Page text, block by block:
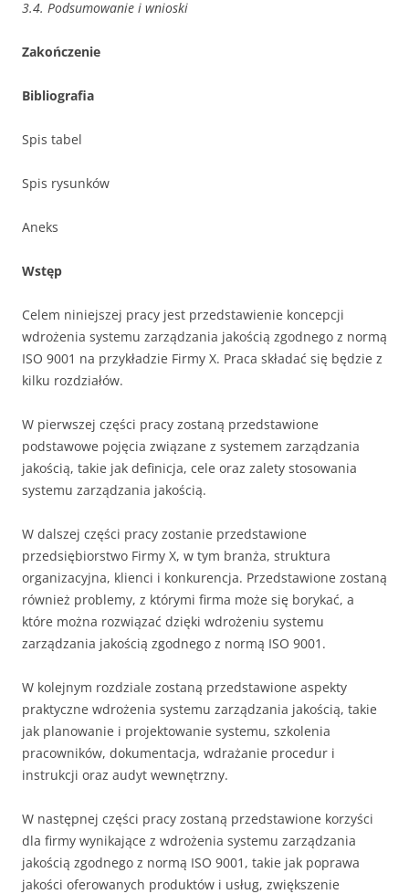
3.4. Podsumowanie i wnioski
Zakończenie
Bibliografia
Spis tabel
Spis rysunków
Aneks
Wstęp
Celem niniejszej pracy jest przedstawienie koncepcji
wdrożenia systemu zarządzania jakością zgodnego z normą
ISO 9001 na przykładzie Firmy X. Praca składać się będzie z
kilku rozdziałów.
W pierwszej części pracy zostaną przedstawione
podstawowe pojęcia związane z systemem zarządzania
jakością, takie jak definicja, cele oraz zalety stosowania
systemu zarządzania jakością.
W dalszej części pracy zostanie przedstawione
przedsiębiorstwo Firmy X, w tym branża, struktura
organizacyjna, klienci i konkurencja. Przedstawione zostaną
również problemy, z którymi firma może się borykać, a
które można rozwiązać dzięki wdrożeniu systemu
zarządzania jakością zgodnego z normą ISO 9001.
W kolejnym rozdziale zostaną przedstawione aspekty
praktyczne wdrożenia systemu zarządzania jakością, takie
jak planowanie i projektowanie systemu, szkolenia
pracowników, dokumentacja, wdrażanie procedur i
instrukcji oraz audyt wewnętrzny.
W następnej części pracy zostaną przedstawione korzyści
dla firmy wynikające z wdrożenia systemu zarządzania
jakością zgodnego z normą ISO 9001, takie jak poprawa
jakości oferowanych produktów i usług, zwiększenie